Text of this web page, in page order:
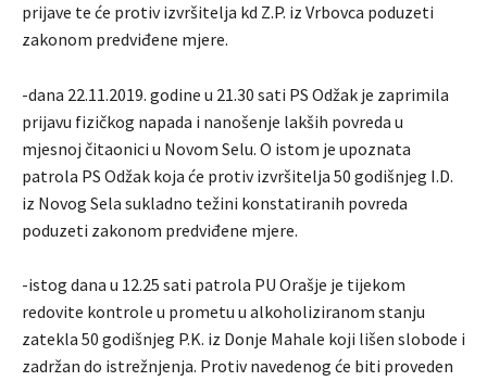
prijave te će protiv izvršitelja kd Z.P. iz Vrbovca poduzeti
zakonom predviđene mjere.
-dana 22.11.2019. godine u 21.30 sati PS Odžak je zaprimila
prijavu fizičkog napada i nanošenje lakših povreda u
mjesnoj čitaonici u Novom Selu. O istom je upoznata
patrola PS Odžak koja će protiv izvršitelja 50 godišnjeg I.D.
iz Novog Sela sukladno težini konstatiranih povreda
poduzeti zakonom predviđene mjere.
-istog dana u 12.25 sati patrola PU Orašje je tijekom
redovite kontrole u prometu u alkoholiziranom stanju
zatekla 50 godišnjeg P.K. iz Donje Mahale koji lišen slobode i
zadržan do istrežnjenja. Protiv navedenog će biti proveden